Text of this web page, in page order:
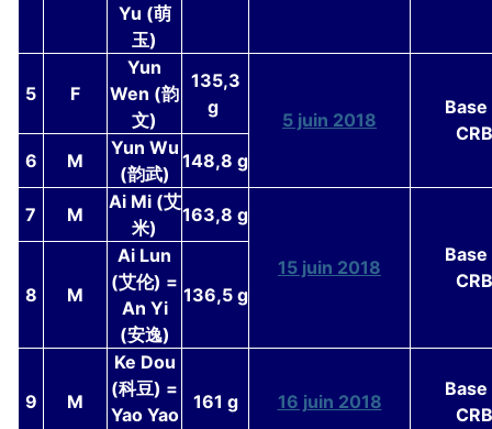
Yu (萌
玉)
5 F
Yun
Wen (韵
文)
135,3
g
5 juin 2018
6
M
Yun Wu
(韵武)
148,8 g
7 M
Ai Mi (艾
米)
163,8 g
15 juin 2018
8 M
Ai Lun
(艾伦) =
An Yi
(安逸)
136,5 g
9 M
Ke Dou
(科豆) =
Yao Yao
161 g 16 juin 2018